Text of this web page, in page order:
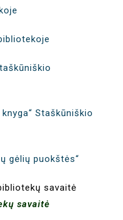
Staškūniškio
gėlių puokštės“
savaitė
savaitė